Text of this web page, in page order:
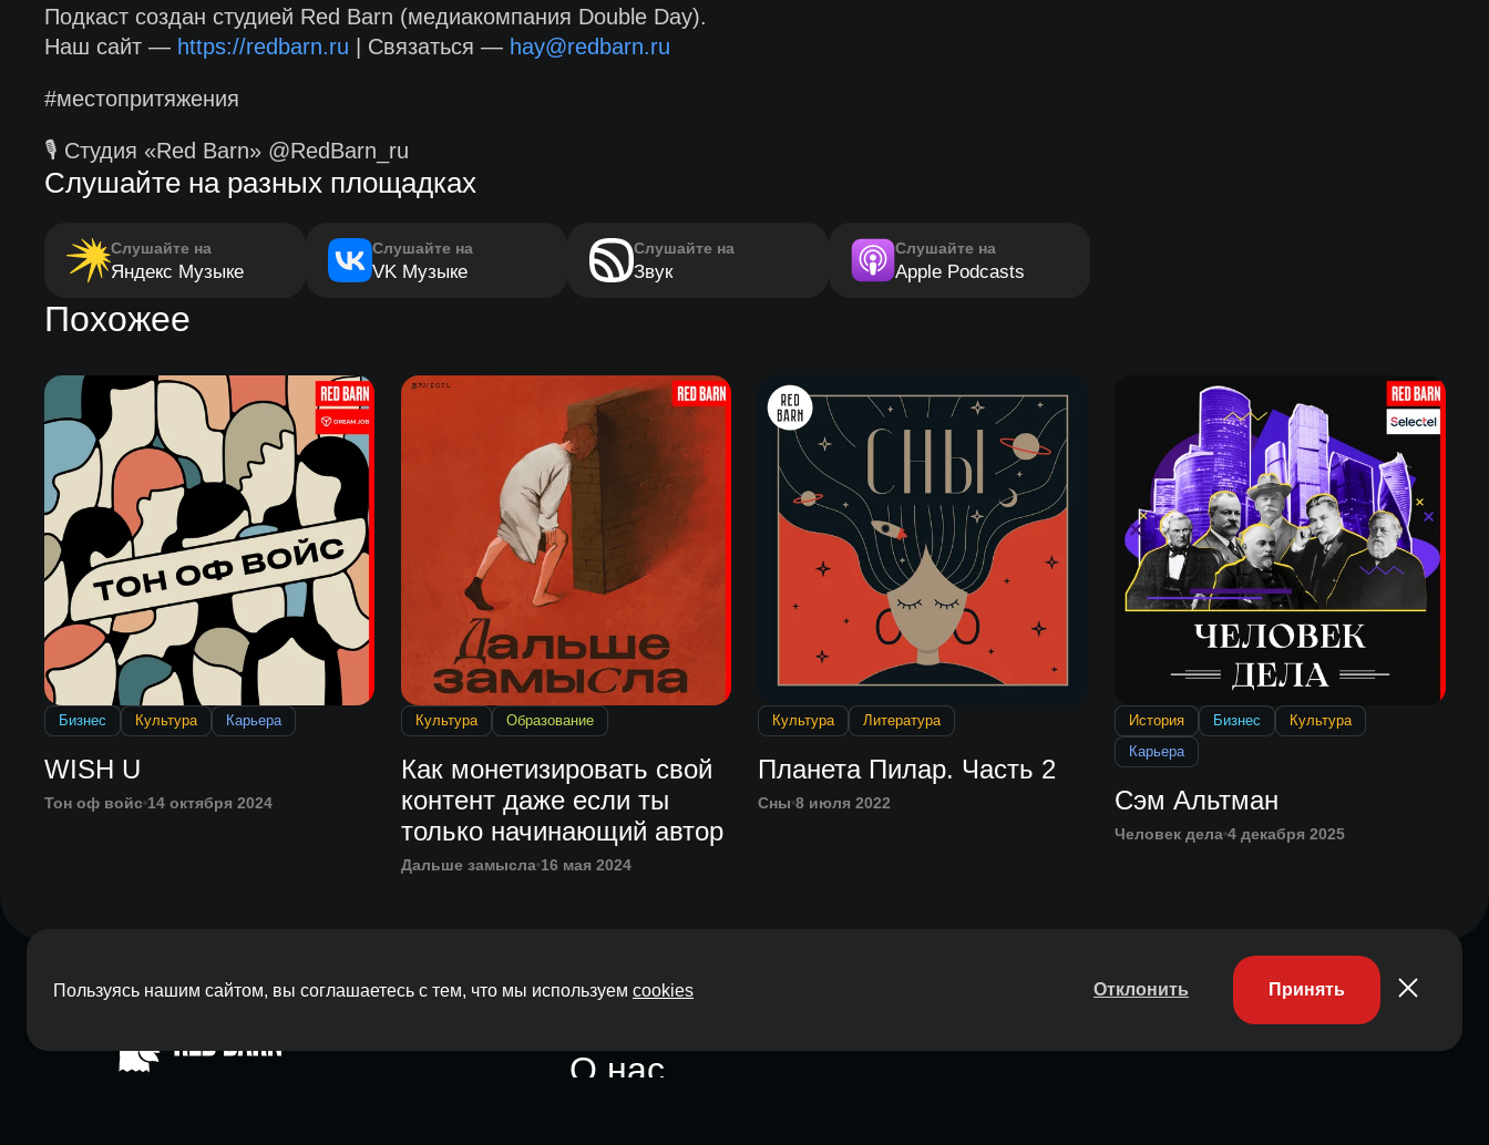
Подкаст создан студией Red Barn (медиакомпания Double Day).
Наш сайт — https://redbarn.ru | Связаться — hay@redbarn.ru
#местопритяжения
🎙 Студия «Red Barn» @RedBarn_ru
Слушайте на разных площадках
Слушайте на
Яндекс Музыке
Слушайте на
VK Музыке
Слушайте на
Звук
Слушайте на
Apple Podcasts
Похожее
Бизнес Культура Карьера
WISH U
Тон оф войс 14 октября 2024
Культура Образование
Как монетизировать свой
контент даже если ты
только начинающий автор
Дальше замысла 16 мая 2024
Культура Литература
Планета Пилар. Часть 2
Сны 8 июля 2022
История Бизнес
Культура
Карьера
Сэм Альтман
Человек дела 4 декабря 2025
О нас
Пользуясь нашим сайтом, вы соглашаетесь с тем, что мы используем cookies Отклонить Принять